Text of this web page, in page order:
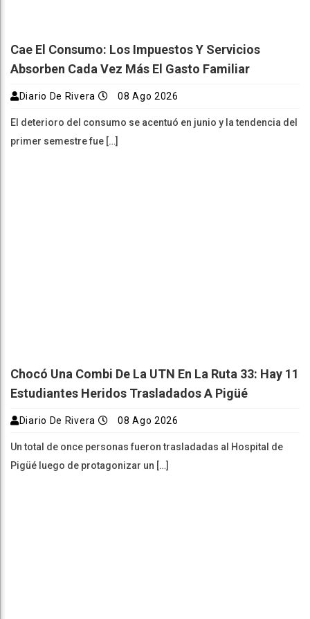
Cae El Consumo: Los Impuestos Y Servicios
Absorben Cada Vez Más El Gasto Familiar
Diario De Rivera 08 Ago 2026
El deterioro del consumo se acentuó en junio y la tendencia del
primer semestre fue […]
Chocó Una Combi De La UTN En La Ruta 33: Hay 11
Estudiantes Heridos Trasladados A Pigüé
Diario De Rivera 08 Ago 2026
Un total de once personas fueron trasladadas al Hospital de
Pigüé luego de protagonizar un […]